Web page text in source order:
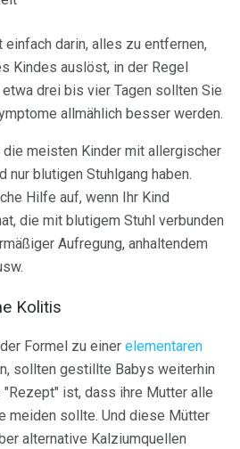
einfach darin, alles zu entfernen,
Kindes auslöst, in der Regel
drei bis vier Tagen sollten Sie
allmählich besser werden.
die meisten Kinder mit allergischer
nur blutigen Stuhlgang haben.
Hilfe auf, wenn Ihr Kind
die mit blutigem Stuhl verbunden
Aufregung, anhaltendem
Kolitis
Formel zu einer elementaren
sollten gestillte Babys weiterhin
ist, dass ihre Mutter alle
meiden sollte. Und diese Mütter
alternative Kalziumquellen